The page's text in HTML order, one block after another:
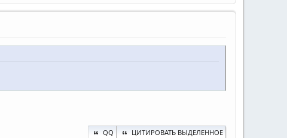
QQ ЦИТИРОВАТЬ ВЫДЕЛЕННОЕ